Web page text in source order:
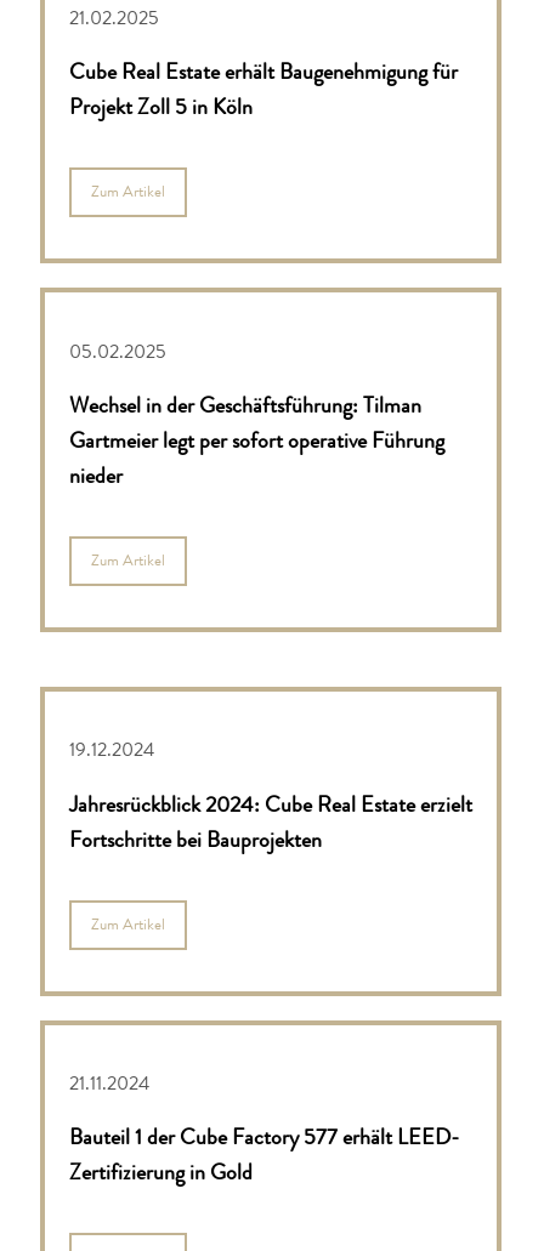
21.02.2025
Cube Real Estate erhält Baugenehmigung für
Projekt Zoll 5 in Köln
Zum Artikel
05.02.2025
Wechsel in der Geschäftsführung: Tilman
Gartmeier legt per sofort operative Führung
nieder
Zum Artikel
19.12.2024
Jahresrückblick 2024: Cube Real Estate erzielt
Fortschritte bei Bauprojekten
Zum Artikel
21.11.2024
Bauteil 1 der Cube Factory 577 erhält LEED-
Zertifizierung in Gold